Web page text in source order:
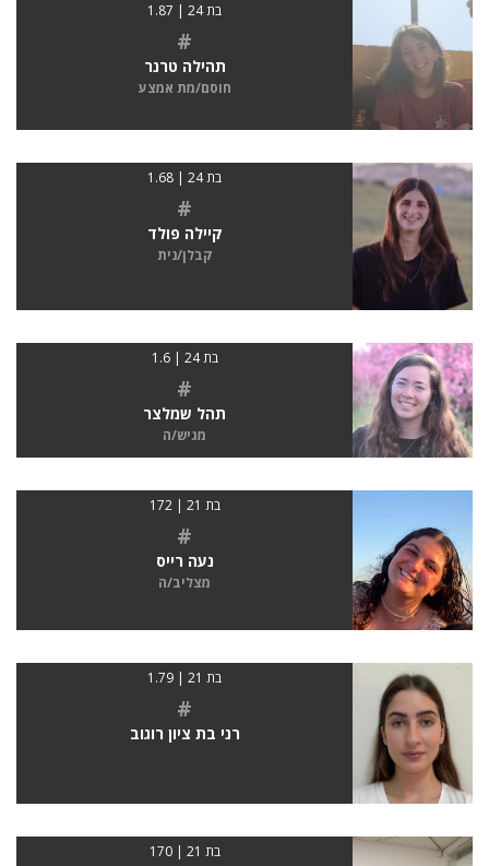
בת 24 | 1.87
#
תהילה טרנר
חוסם/מת אמצע
בת 24 | 1.68
#
קיילה פולד
קבלן/נית
בת 24 | 1.6
#
תהל שמלצר
מגיש/ה
בת 21 | 172
#
נעה רייס
מצליב/ה
בת 21 | 1.79
#
רני בת ציון רוגוב
בת 21 | 170